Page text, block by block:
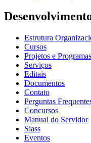
Estrutura
Cursos
Projetos e Programas
Serviços
Editais
Documentos
Contato
Perguntas
Concursos
Manual do Servidor
Siass
Eventos